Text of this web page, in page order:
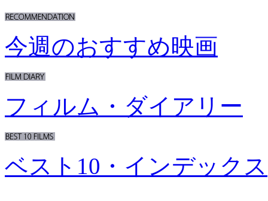
今週のおすすめ映画
フィルム・ダイアリー
ベスト10・インデックス